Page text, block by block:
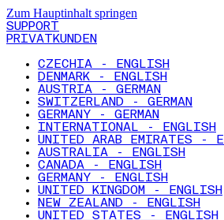
Zum Hauptinhalt springen
SUPPORT
PRIVATKUNDEN
CZECHIA - ENGLISH
DENMARK - ENGLISH
AUSTRIA - GERMAN
SWITZERLAND - GERMAN
GERMANY - GERMAN
INTERNATIONAL - ENGLISH
UNITED ARAB EMIRATES -
AUSTRALIA - ENGLISH
CANADA - ENGLISH
GERMANY - ENGLISH
UNITED KINGDOM - ENGLISH
NEW ZEALAND - ENGLISH
UNITED STATES - ENGLISH